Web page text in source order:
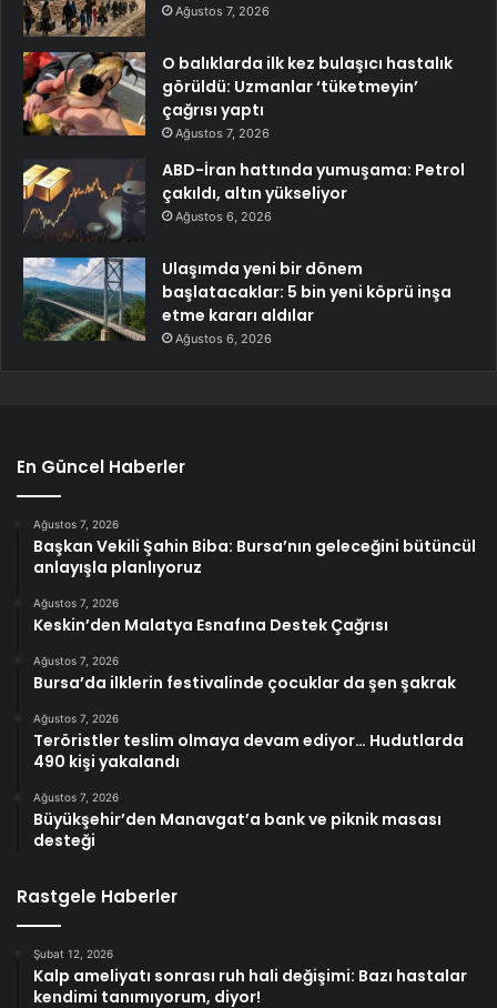
Ağustos 7, 2026
O balıklarda ilk kez bulaşıcı hastalık
görüldü: Uzmanlar ‘tüketmeyin’
çağrısı yaptı
Ağustos 7, 2026
ABD-İran hattında yumuşama: Petrol
çakıldı, altın yükseliyor
Ağustos 6, 2026
Ulaşımda yeni bir dönem
başlatacaklar: 5 bin yeni köprü inşa
etme kararı aldılar
Ağustos 6, 2026
En Güncel Haberler
Ağustos 7, 2026
Başkan Vekili Şahin Biba: Bursa’nın geleceğini bütüncül
anlayışla planlıyoruz
Ağustos 7, 2026
Keskin’den Malatya Esnafına Destek Çağrısı
Ağustos 7, 2026
Bursa’da ilklerin festivalinde çocuklar da şen şakrak
Ağustos 7, 2026
Teröristler teslim olmaya devam ediyor… Hudutlarda
490 kişi yakalandı
Ağustos 7, 2026
Büyükşehir’den Manavgat’a bank ve piknik masası
desteği
Rastgele Haberler
Şubat 12, 2026
Kalp ameliyatı sonrası ruh hali değişimi: Bazı hastalar
kendimi tanımıyorum, diyor!